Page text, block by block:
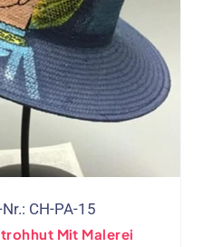
CH-PA-15
Mit Malerei